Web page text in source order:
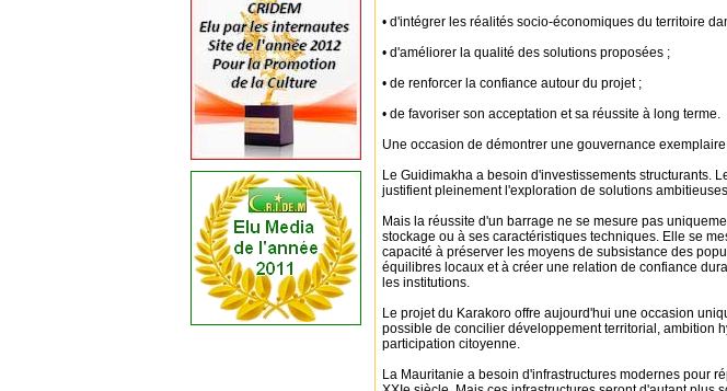
• d'intégrer les réalités socio-économiques du territoire
• d'améliorer la qualité des solutions proposées ;
• de renforcer la confiance autour du projet ;
• de favoriser son acceptation et sa réussite à long terme.
Une occasion de démontrer une gouvernance exemplaire
Le Guidimakha a besoin d'investissements structurants.
justifient pleinement l'exploration de solutions
Mais la réussite d'un barrage ne se mesure pas
stockage ou à ses caractéristiques techniques. Elle se
capacité à préserver les moyens de subsistance des
équilibres locaux et à créer une relation de confiance
les institutions.
Le projet du Karakoro offre aujourd'hui une occasion
possible de concilier développement territorial, ambition
participation citoyenne.
La Mauritanie a besoin d'infrastructures modernes pour